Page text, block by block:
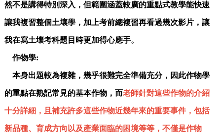
然不是講得特別深入，但範圍涵蓋較廣的重點式教學能快速
讓我複習整個土壤學，加上考前總複習再看過幾次影片，讓
我在寫土壤考科題目時更加得心應手。
作物學:
本身出題較為複雜，幾乎很難完全準備充分，因此作物學
的重點在熟記常見的基本作物，而老師針對這些作物的介紹
十分詳細，且補充許多這些作物近幾年來的重要事件，包括
新品種、育成方向以及產業面臨的困境等等，不僅是作物